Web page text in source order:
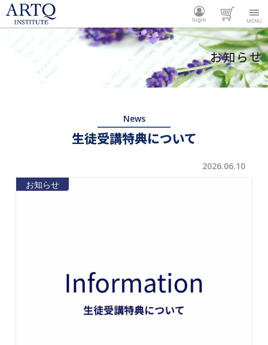
INSTITUTE
Menu
カート
ログイ
ン
お知らせ
News
生徒受講特典について
2026.06.10
お知らせ